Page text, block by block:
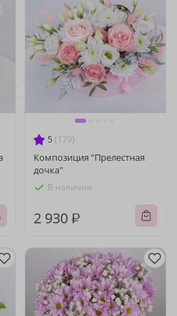
5 (179)
Композиция "Прелестная
дочка"
В наличии
2 930 ₽